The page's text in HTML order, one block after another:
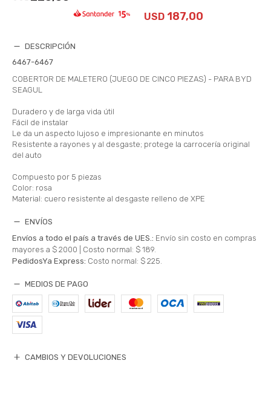
USD 187,00
DESCRIPCIÓN
6467-6467
COBERTOR DE MALETERO (JUEGO DE CINCO PIEZAS) - PARA BYD
SEAGUL
Duradero y de larga vida útil
Fácil de instalar
Le da un aspecto lujoso e impresionante en minutos
Resistente a rayones y al desgaste; protege la carrocería original
del auto
Compuesto por 5 piezas
Color: rosa
Material: cuero resistente al desgaste relleno de XPE
ENVÍOS
Envíos a todo el país a través de UES.: Envío sin costo en compras
mayores a $ 2000 | Costo normal: $ 189.
PedidosYa Express: Costo normal: $ 225.
MEDIOS DE PAGO
CAMBIOS Y DEVOLUCIONES